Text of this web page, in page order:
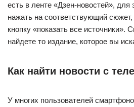
есть в ленте «Дзен-новостей», для
нажать на соответствующий
кнопку «показать все источники».
найдете то издание, которое вы
Как найти новости с
У многих пользователей